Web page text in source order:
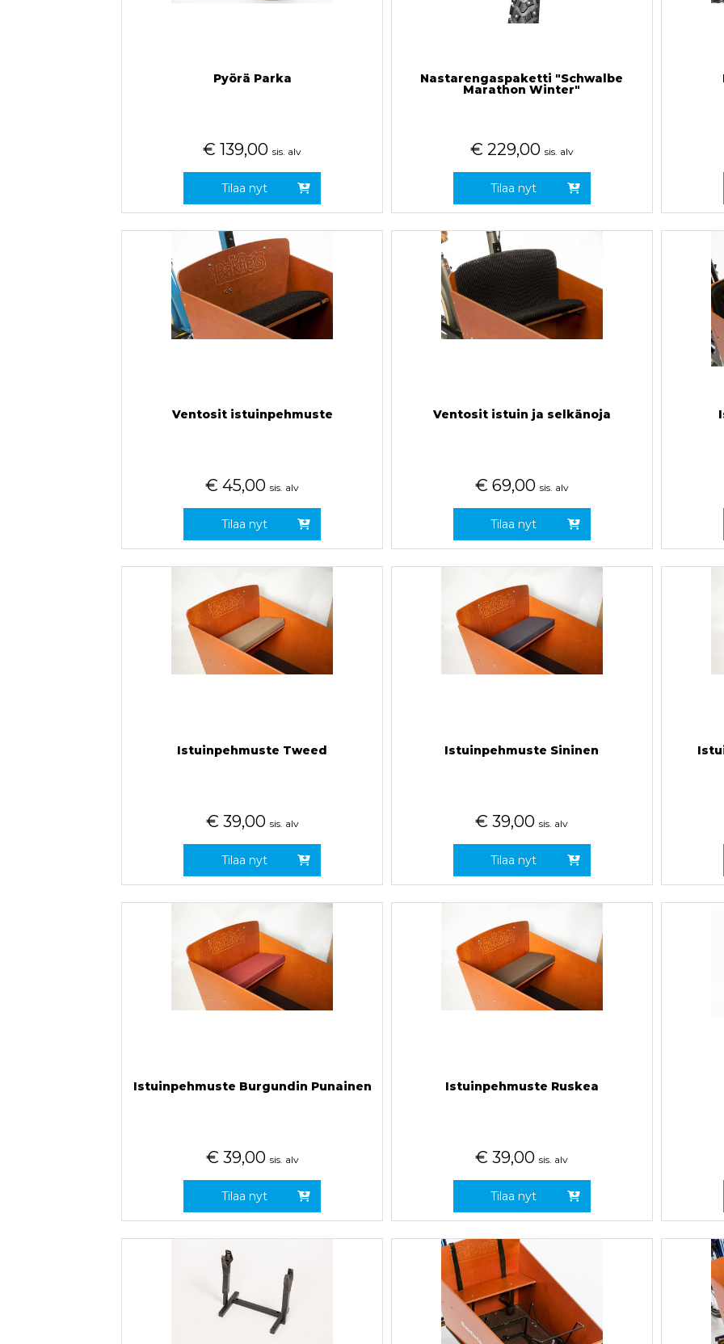
Pyörä Parka
€ 139,00 sis. alv
Tilaa nyt
Nastarengaspaketti "Schwalbe
Marathon Winter"
€ 229,00 sis. alv
Tilaa nyt
Ventosit istuinpehmuste
€ 45,00 sis. alv
Tilaa nyt
Ventosit istuin ja selkänoja
€ 69,00 sis. alv
Tilaa nyt
Istuinpehmuste Tweed
€ 39,00 sis. alv
Tilaa nyt
Istuinpehmuste Sininen
€ 39,00 sis. alv
Tilaa nyt
Istuinpehmuste Burgundin Punainen
€ 39,00 sis. alv
Tilaa nyt
Istuinpehmuste Ruskea
€ 39,00 sis. alv
Tilaa nyt